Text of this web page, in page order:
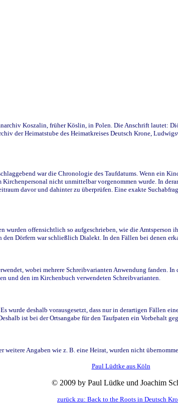
Koszalin, früher Köslin, in Polen. Die Anschrift lautet:
der Heimatstube des Heimatkreises Deutsch Krone,
war die Chronologie des Taufdatums. Wenn ein
nicht unmittelbar vorgenommen wurde. In
davor und dahinter zu überprüfen. Eine exakte
offensichtlich so aufgeschrieben, wie die Amtsperson
Dörfern war schließlich Dialekt. In den Fällen bei denen
wobei mehrere Schreibvarianten Anwendung fanden.
und den im Kirchenbuch verwendeten Schreibvarianten.
wurde deshalb vorausgesetzt, dass nur in derartigen Fällen
ist bei der Ortsangabe für den Taufpaten ein Vorbehalt
Angaben wie z. B. eine Heirat, wurden nicht
Paul Lüdtke aus Köln
© 2009 by Paul Lüdke und Joachim
zurück zu: Back to the Roots in Deutsch